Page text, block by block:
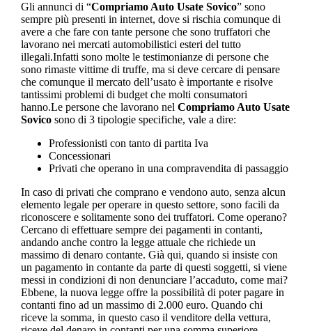
Gli annunci di “Compriamo Auto Usate Sovico” sono
sempre più presenti in internet, dove si rischia comunque di
avere a che fare con tante persone che sono truffatori che
lavorano nei mercati automobilistici esteri del tutto
illegali.Infatti sono molte le testimonianze di persone che
sono rimaste vittime di truffe, ma si deve cercare di pensare
che comunque il mercato dell’usato è importante e risolve
tantissimi problemi di budget che molti consumatori
hanno.Le persone che lavorano nel Compriamo Auto Usate
Sovicosono di 3 tipologie specifiche, vale a dire:
Professionisti con tanto di partita Iva
Concessionari
Privati che operano in una compravendita di passaggio
In caso di privati che comprano e vendono auto, senza alcun
elemento legale per operare in questo settore, sono facili da
riconoscere e solitamente sono dei truffatori. Come operano?
Cercano di effettuare sempre dei pagamenti in contanti,
andando anche contro la legge attuale che richiede un
massimo di denaro contante. Già qui, quando si insiste con
un pagamento in contante da parte di questi soggetti, si viene
messi in condizioni di non denunciare l’accaduto, come mai?
Ebbene, la nuova legge offre la possibilità di poter pagare in
contanti fino ad un massimo di 2.000 euro. Quando chi
riceve la somma, in questo caso il venditore della vettura,